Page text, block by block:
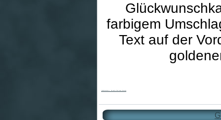
farbigem
Text auf der